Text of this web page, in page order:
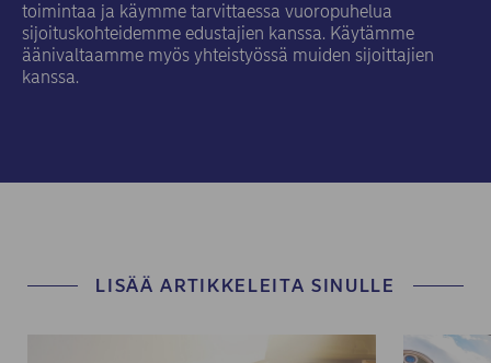
toimintaa ja käymme tarvittaessa vuoropuhelua
sijoituskohteidemme edustajien kanssa. Käytämme
äänivaltaamme myös yhteistyössä muiden sijoittajien
kanssa.
LISÄÄ ARTIKKELEITA SINULLE